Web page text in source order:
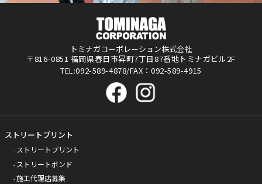
トミナガコーポレーション株式会社
〒816-0851 福岡県春日市昇町7丁目87番地トミナガビル2F
TEL:092-589-4878/FAX：092-589-4915
ストリートプリント
ストリートプリント
ストリートボンド
施工代理店募集